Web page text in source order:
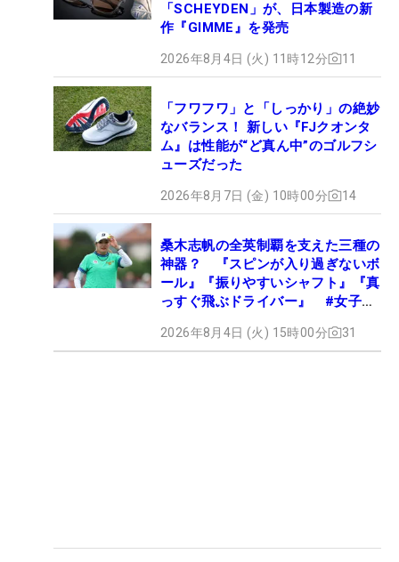
「SCHEYDEN」が、日本製造の新
作『GIMME』を発売
2026年8月4日 (火) 11時12分 11
「フワフワ」と「しっかり」の絶妙
なバランス！ 新しい『FJクオンタ
ム』は性能が“ど真ん中”のゴルフシ
ューズだった
2026年8月7日 (金) 10時00分 14
桑木志帆の全英制覇を支えた三種の
神器？ 『スピンが入り過ぎないボ
ール』『振りやすいシャフト』『真
っすぐ飛ぶドライバー』 #女子プ
2026年8月4日 (火) 15時00分 31